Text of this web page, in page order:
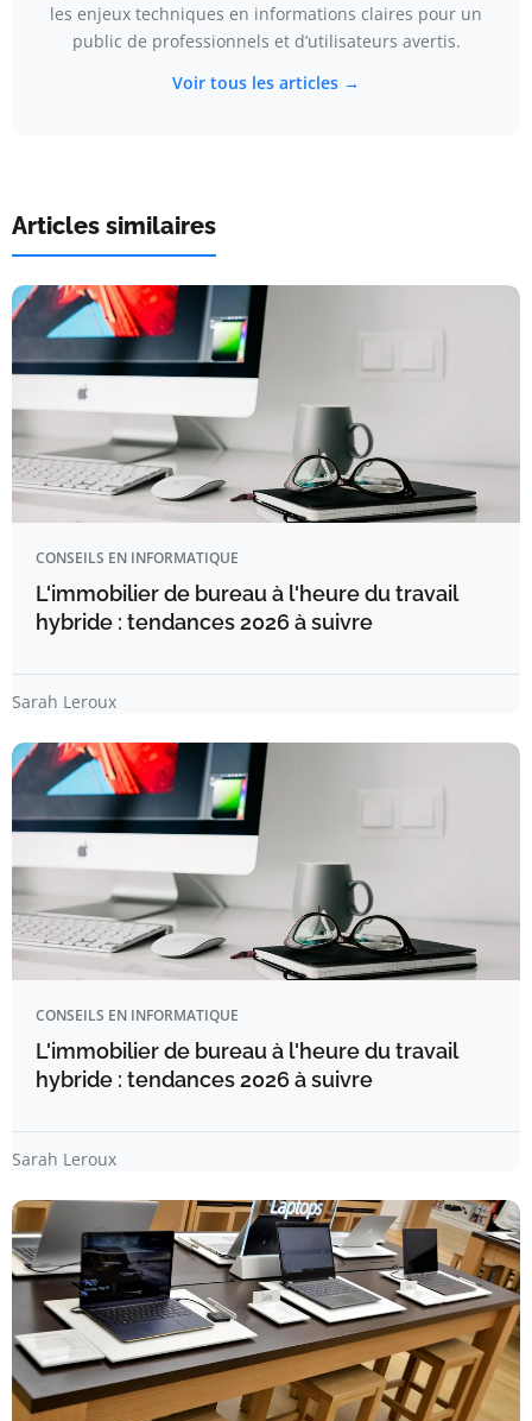
les enjeux techniques en informations claires pour un
public de professionnels et d’utilisateurs avertis.
Voir tous les articles →
Articles similaires
CONSEILS EN INFORMATIQUE
L'immobilier de bureau à l'heure du travail
hybride : tendances 2026 à suivre
Sarah Leroux
CONSEILS EN INFORMATIQUE
L'immobilier de bureau à l'heure du travail
hybride : tendances 2026 à suivre
Sarah Leroux